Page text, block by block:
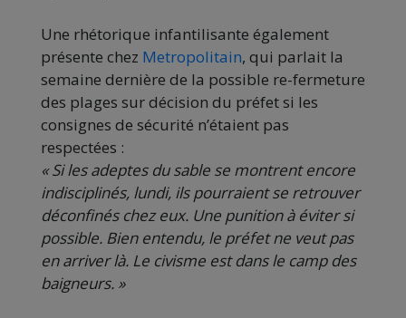
Une rhétorique infantilisante également
présente chez Metropolitain, qui parlait la
semaine dernière de la possible re-fermeture
des plages sur décision du préfet si les
consignes de sécurité n’étaient pas
respectées :
« Si les adeptes du sable se montrent encore
indisciplinés, lundi, ils pourraient se retrouver
déconfinés chez eux. Une punition à éviter si
possible. Bien entendu, le préfet ne veut pas
en arriver là. Le civisme est dans le camp des
baigneurs. »